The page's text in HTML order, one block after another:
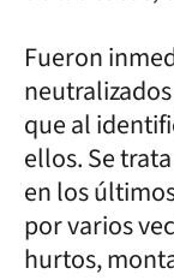
Fueron
que al
ellos. Se
en los
por varios
hurtos,